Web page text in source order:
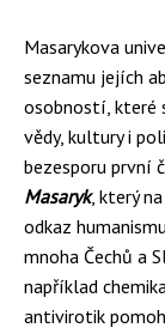
Masarykova
seznamu jejích
osobností, které
vědy, kultury i
bezesporu první
Masaryk, který
odkaz
mnoha Čechů a
například chemika
antivirotik